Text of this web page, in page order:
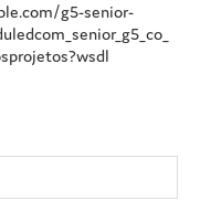
g5-senior-